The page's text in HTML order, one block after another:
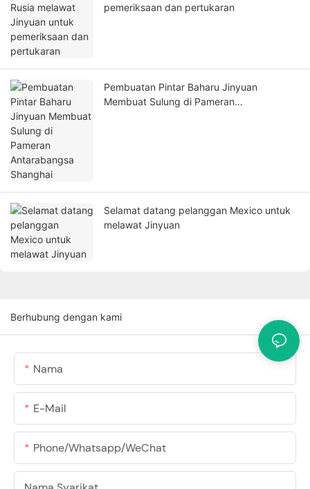
pemeriksaan dan pertukaran
Pembuatan Pintar Baharu Jinyuan
Membuat Sulung di Pameran
Selamat datang pelanggan Mexico untuk
melawat Jinyuan
Berhubung dengan kami
Nama
E-Mail
Phone/Whatsapp/WeChat